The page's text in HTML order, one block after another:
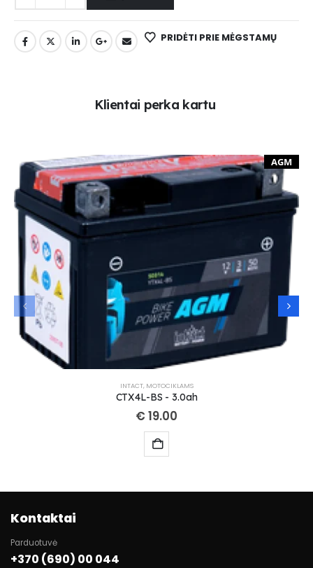
PRIDĖTI PRIE MĖGSTAMŲ
Klientai perka kartu
AGM
INTACT, MOTOCIKLAMS
CTX4L-BS - 3.0ah
€ 19.00
Kontaktai
Parduotuvė
+370 (690) 00 044